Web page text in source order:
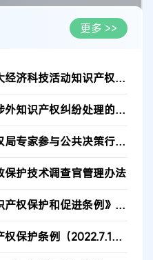
更多 >>
技活动知识产权分析评议办法》原文
知识产权纠纷处理的规定
参与公共决策行为监督管理办法
保护技术调查官管理办法
保护和促进条例》全文发布
护条例（2022.7.1实施）